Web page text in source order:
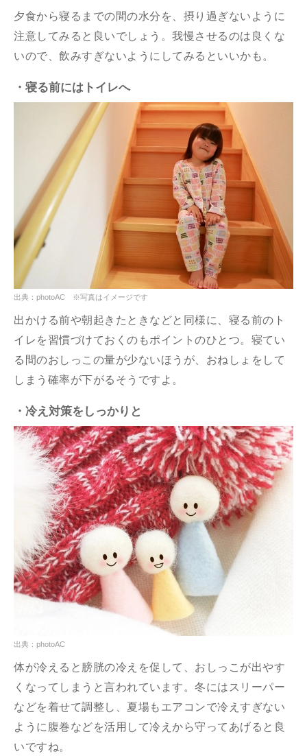
夕食から寝るまでの間の水分を、摂り過ぎないように
注意してみると良いでしょう。我慢させるのは良くな
いので、飲みすぎないようにしてみるといいかも。
・寝る前にはトイレへ
出典：photoAC ※写真はイメージです
出かける前や朝起きたときなどと同様に、寝る前のト
イレを習慣づけておくのもポイントのひとつ。寝てい
る間のおしっこの量が少ないほうが、おねしょをして
しまう確率が下がるそうですよ。
・冷え対策をしっかりと
出典：photoAC
体が冷えると膀胱の冷えを促して、おしっこが出やす
くなってしまうと言われています。冬にはスリーパー
などを着せて調整し、夏場もエアコンで冷えすぎない
ように腹巻などを活用して冷えから守ってあげると良
いですね。